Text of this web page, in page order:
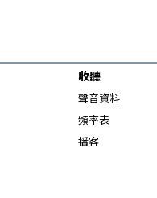
收聽
聲音資料
頻率表
播客